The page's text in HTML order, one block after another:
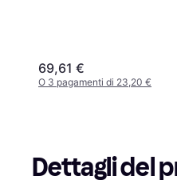
69,61 €
O 3 pagamenti di 23,20 €
Dettagli del